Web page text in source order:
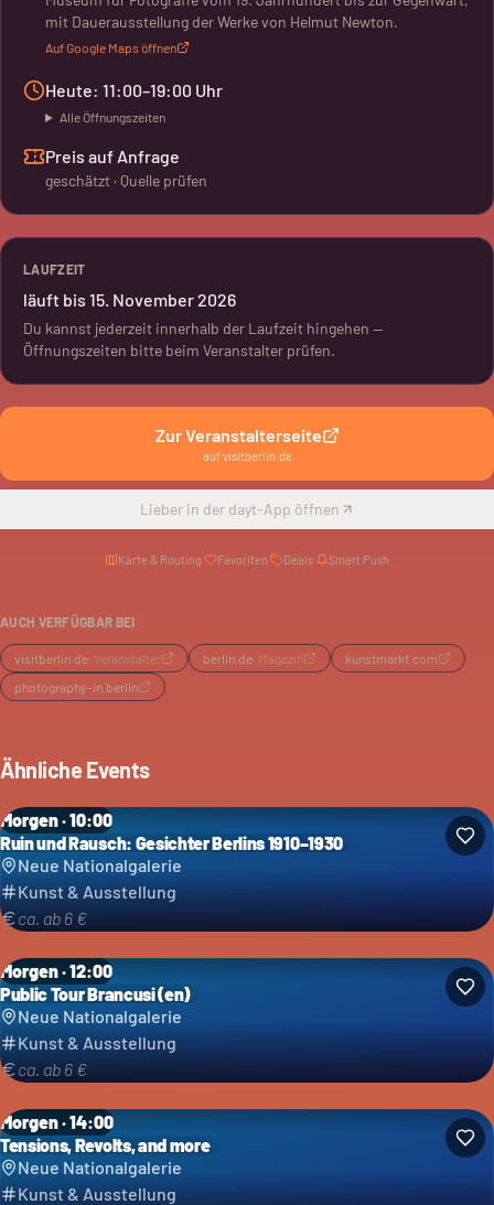
mit Dauerausstellung der Werke von Helmut Newton.
Auf Google Maps öffnen
Heute: 11:00–19:00 Uhr
Alle Öffnungszeiten
Preis auf Anfrage
geschätzt · Quelle prüfen
LAUFZEIT
läuft bis 15. November 2026
Du kannst jederzeit innerhalb der Laufzeit hingehen —
Öffnungszeiten bitte beim Veranstalter prüfen.
Zur Veranstalterseite
aufvisitberlin.de
Lieber in der dayt-App öffnen
Karte & Routing Favoriten Deals Smart Push
AUCH VERFÜGBAR BEI
visitberlin.de· Veranstalter berlin.de· Magazin
kunstmarkt.com
photography-in.berlin
Ähnliche Events
Morgen · 10:00
Ruin und Rausch: Gesichter Berlins 1910–1930
Neue Nationalgalerie
Kunst & Ausstellung
ca. ab 6 €
Morgen · 12:00
Public Tour Brancusi (en)
Neue Nationalgalerie
Kunst & Ausstellung
ca. ab 6 €
Morgen · 14:00
Tensions, Revolts, and more
Neue Nationalgalerie
Kunst & Ausstellung